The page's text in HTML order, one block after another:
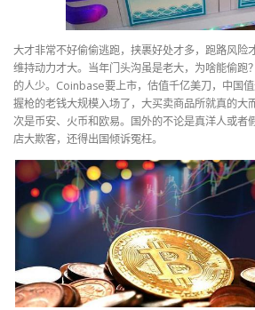
大才非常不好偷偷逃跑，挟裹好处才多，跑路风险
维持动力才大。当年门头沟虽是老大，为啥能偷跑
的人少。Coinbase要上市，估值千亿美刀，中国
握枪的老钱大规模入场了，大买卖商品所就真的
次是币安、火币和欧易。国外的不论是真洋人或者
店大欺客，还得出国倾诉冤枉。